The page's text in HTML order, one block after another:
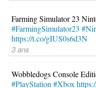
Farming Simulator 23
#FarmingSimulator23
https://t.co/gIUS0s6d3N
3 ans
Wobbledogs Console
#PlayStation#Xbox